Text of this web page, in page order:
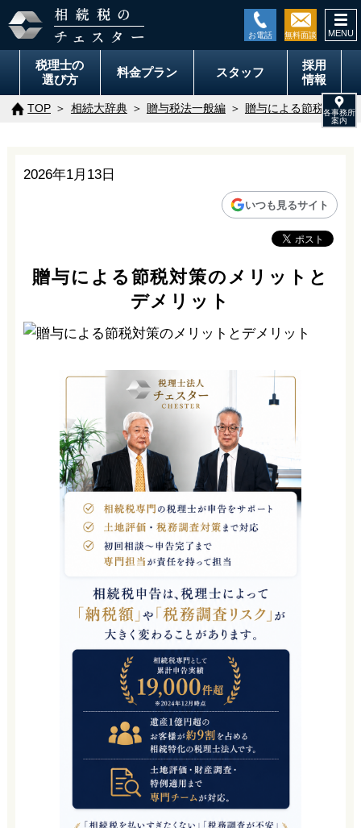
税理士の
選び方
料金プラン スタッフ
採用
情報
TOP 相続大辞典 贈与税法一般編 贈与による節税対策
2026年1月13日
いつも見るサイト
贈与による節税対策のメリットと
デメリット